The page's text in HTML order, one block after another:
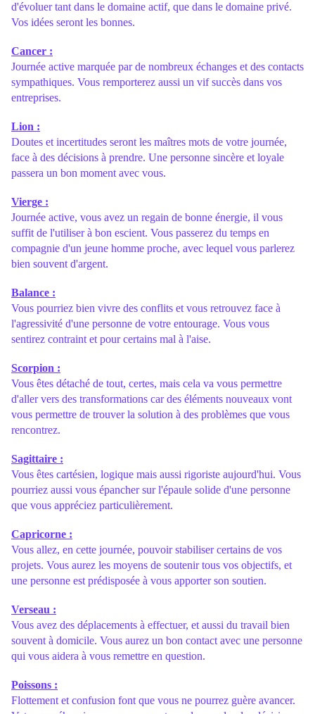
d'évoluer tant dans le domaine actif, que dans le domaine privé.
Vos idées seront les bonnes.
Cancer :
Journée active marquée par de nombreux échanges et des contacts
sympathiques. Vous remporterez aussi un vif succès dans vos
entreprises.
Lion :
Doutes et incertitudes seront les maîtres mots de votre journée,
face à des décisions à prendre. Une personne sincère et loyale
passera un bon moment avec vous.
Vierge :
Journée active, vous avez un regain de bonne énergie, il vous
suffit de l'utiliser à bon escient. Vous passerez du temps en
compagnie d'un jeune homme proche, avec lequel vous parlerez
bien souvent d'argent.
Balance :
Vous pourriez bien vivre des conflits et vous retrouvez face à
l'agressivité d'une personne de votre entourage. Vous vous
sentirez contraint et pour certains mal à l'aise.
Scorpion :
Vous êtes détaché de tout, certes, mais cela va vous permettre
d'aller vers des transformations car des éléments nouveaux vont
vous permettre de trouver la solution à des problèmes que vous
rencontrez.
Sagittaire :
Vous êtes cartésien, logique mais aussi rigoriste aujourd'hui. Vous
pourriez aussi vous épancher sur l'épaule solide d'une personne
que vous appréciez particulièrement.
Capricorne :
Vous allez, en cette journée, pouvoir stabiliser certains de vos
projets. Vous aurez les moyens de soutenir tous vos objectifs, et
une personne est prédisposée à vous apporter son soutien.
Verseau :
Vous avez des déplacements à effectuer, et aussi du travail bien
souvent à domicile. Vous aurez un bon contact avec une personne
qui vous aidera à vous remettre en question.
Poissons :
Flottement et confusion font que vous ne pourrez guère avancer.